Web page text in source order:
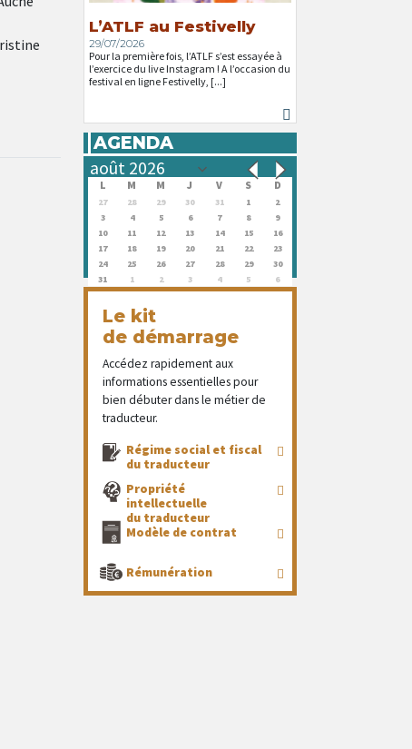
L’ATLF au Festivelly
29/07/2026
Pour la première fois, l’ATLF s’est essayée à
l’exercice du live Instagram ! A l’occasion du
festival en ligne Festivelly, [...]
AGENDA
L M M J V S D
27 28 29 30 31 1
2
3
4 5 6 7 8
9
10
11 12 13 14 15
16
17
18 19 20 21 22
23
24
25 26 27 28 29
30
31
1 2 3 4 5 6
Le kit
de démarrage
Accédez rapidement aux
informations essentielles pour
bien débuter dans le métier de
traducteur.
Régime social et fiscal
du traducteur
Propriété
intellectuelle
du traducteur
Modèle de contrat
Rémunération